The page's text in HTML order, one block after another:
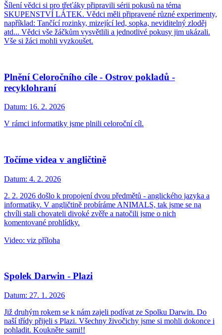
Šílení vědci si pro třeťáky připravili sérii pokusů na téma
SKUPENSTVÍ LÁTEK. Vědci měli připravené různé experimenty,
například: Tančící rozinky, mizející led, sopka, neviditelný zloděj
atd... Vědci vše žáčkům vysvětlili a jednotlivé pokusy jim ukázali.
Vše si žáci mohli vyzkoušet.
Plnění Celoročního cíle - Ostrov pokladů -
recyklohraní
Datum: 16. 2. 2026
V rámci informatiky jsme plnili celoroční cíl.
Točíme videa v angličtině
Datum: 4. 2. 2026
2. 2. 2026 došlo k propojení dvou předmětů - anglického jazyka a
informatiky. V angličtině probíráme ANIMALS, tak jsme se na
chvíli stali chovateli divoké zvěře a natočili jsme o nich
komentované prohlídky.
Video: viz příloha
Spolek Darwin - Plazi
Datum: 27. 1. 2026
Již druhým rokem se k nám zajeli podívat ze Spolku Darwin. Do
naší třídy přijeli s Plazi. Všechny živočichy jsme si mohli dokonce i
pohladit. Koukněte sami!!